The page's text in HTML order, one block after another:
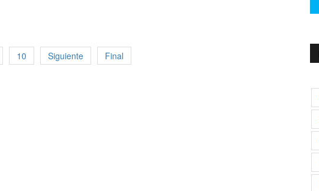
10 Siguiente
Final